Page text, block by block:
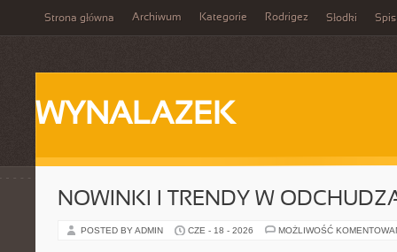
Strona główna Archiwum Kategorie Rodrigez Słodki Spis
WYNALAZEK
NOWINKI I TRENDY W
POSTED BY ADMIN CZE - 18 - 2026 MOŻLIWOŚĆ